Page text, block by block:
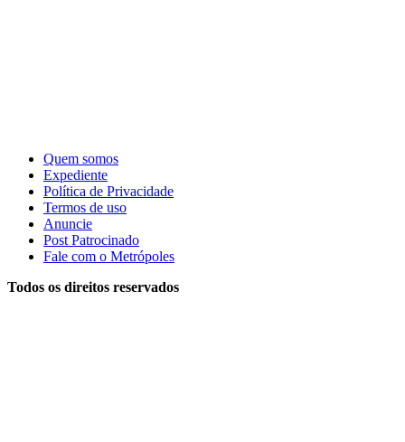
Quem somos
Expediente
Política de Privacidade
Termos de uso
Anuncie
Post Patrocinado
Fale com o Metrópoles
Todos os direitos reservados